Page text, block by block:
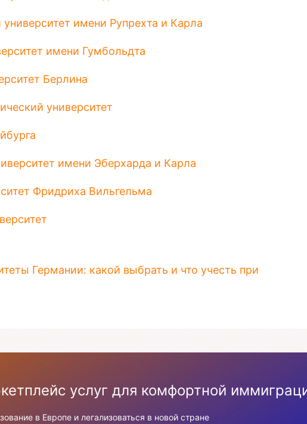
университет имени Рупрехта и Карла
имени Гумбольдта
Берлина
университет
имени Эберхарда и Карла
Фридриха Вильгельма
Германии: какой выбрать и что учесть при
услуг для комфортной
в Европе и легализоваться в новой стране